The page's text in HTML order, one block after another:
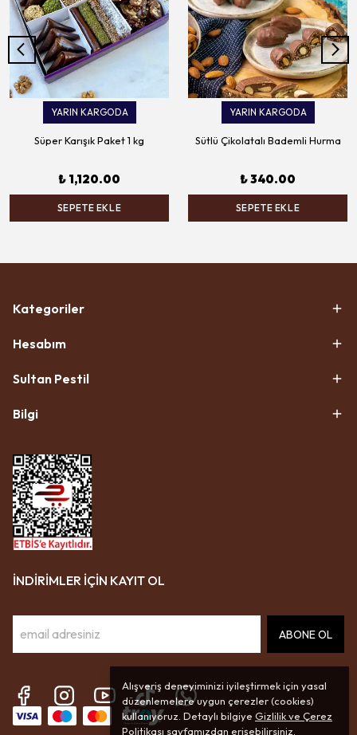
Alışveriş deneyiminizi iyileştirmek için yasal
düzenlemelere uygun çerezler (cookies)
kullanıyoruz. Detaylı bilgiye Gizlilik ve Çerez
Politikası sayfamızdan erişebilirsiniz.
YARIN KARGODA
Süper Karışık Paket 1 kg
₺ 1,120.00
SEPETE EKLE
YARIN KARGODA
Sütlü Çikolatalı Bademli Hurma
₺ 340.00
SEPETE EKLE
Kategoriler
Hesabım
Sultan Pestil
Bilgi
İNDİRİMLER İÇİN KAYIT OL
ABONE OL